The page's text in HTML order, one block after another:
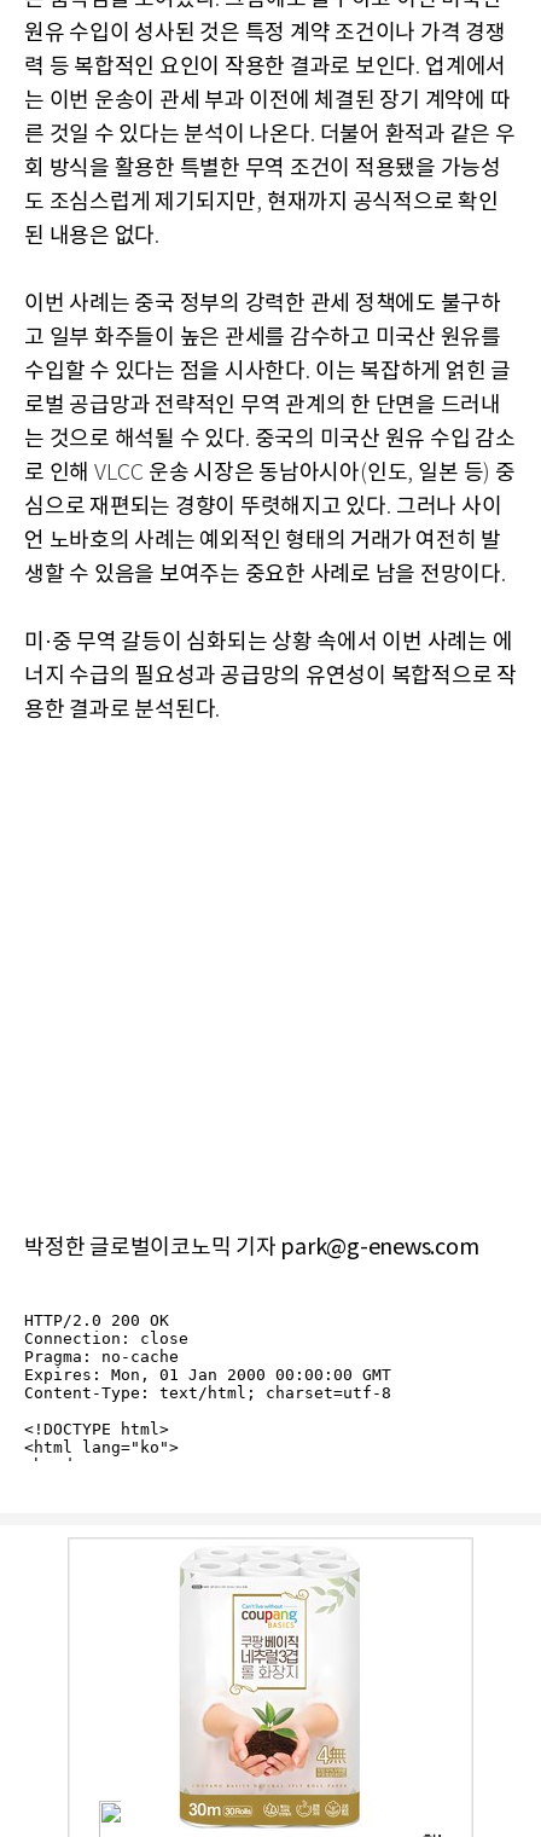
원유 수입이 성사된 것은 특정 계약 조건이나 가격 경쟁
력 등 복합적인 요인이 작용한 결과로 보인다. 업계에서
는 이번 운송이 관세 부과 이전에 체결된 장기 계약에 따
른 것일 수 있다는 분석이 나온다. 더불어 환적과 같은 우
회 방식을 활용한 특별한 무역 조건이 적용됐을 가능성
도 조심스럽게 제기되지만, 현재까지 공식적으로 확인
된 내용은 없다.
이번 사례는 중국 정부의 강력한 관세 정책에도 불구하
고 일부 화주들이 높은 관세를 감수하고 미국산 원유를
수입할 수 있다는 점을 시사한다. 이는 복잡하게 얽힌 글
로벌 공급망과 전략적인 무역 관계의 한 단면을 드러내
는 것으로 해석될 수 있다. 중국의 미국산 원유 수입 감소
로 인해 VLCC 운송 시장은 동남아시아(인도, 일본 등) 중
심으로 재편되는 경향이 뚜렷해지고 있다. 그러나 사이
언 노바호의 사례는 예외적인 형태의 거래가 여전히 발
생할 수 있음을 보여주는 중요한 사례로 남을 전망이다.
미·중 무역 갈등이 심화되는 상황 속에서 이번 사례는 에
너지 수급의 필요성과 공급망의 유연성이 복합적으로 작
용한 결과로 분석된다.
박정한 글로벌이코노믹 기자 park@g-enews.com